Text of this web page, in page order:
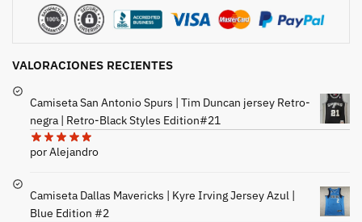
VALORACIONES RECIENTES
Camiseta San Antonio Spurs | Tim Duncan jersey Retro-
negra | Retro-Black Styles Edition#21
por Alejandro
Camiseta Dallas Mavericks | Kyre Irving Jersey Azul |
Blue Edition #2